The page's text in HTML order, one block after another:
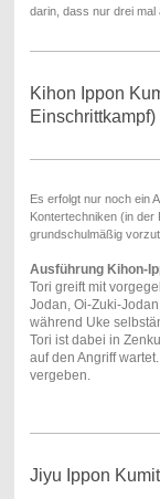
darin, dass nur drei mal
Kihon Ippon
Einschrittkampf)
Es erfolgt nur noch ein
Kontertechniken (in
grundschulmäßig
Ausführung Kihon-
Tori greift mit
Jodan, Oi-Zuki-
während Uke
Tori ist dabei in
auf den Angriff
vergeben.
Jiyu Ippon